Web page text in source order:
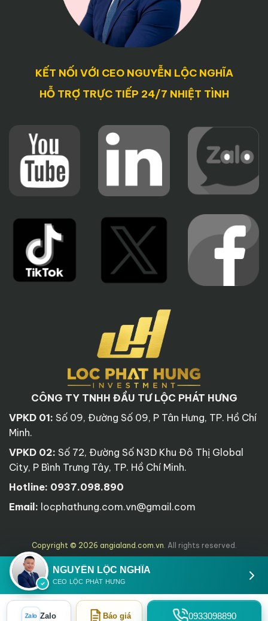
KẾT NỐI VỚI CEO NGUYỄN LỘC NGHĨA
HỖ TRỢ TRỰC TIẾP 24/7 NHIỆT TÌNH
CÔNG TY TNHH ĐẦU TƯ LỘC PHÁT HƯNG
VPKD 01: Số 09, Đường Số 09, P Tân Hưng, TP. Hồ Chí
Minh.
VPKD 02: Số 72, Đường Số N3D Khu Đô Thị Global
City, P Bình Trưng Tây, TP. Hồ Chí Minh.
Hotline: 0937.098.890
Email: locphathung.com.vn@gmail.com
Copyright © 2026 angialand.com.vn . All rights reserved.
NGUYỄN LỘC NGHĨA
CEO LỘC PHÁT HƯNG
Zalo Zalo Báo giá 0933098890